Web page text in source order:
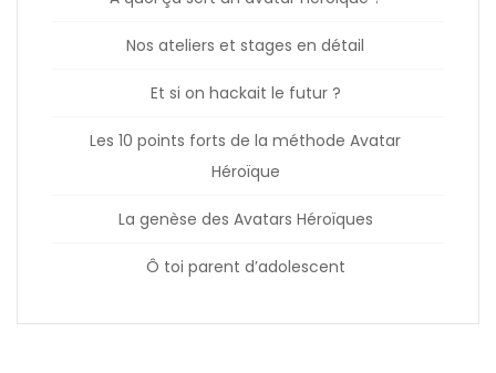
Nos ateliers et stages en détail
Et si on hackait le futur ?
Les 10 points forts de la méthode Avatar
Héroïque
La genèse des Avatars Héroïques
Ô toi parent d’adolescent